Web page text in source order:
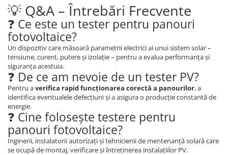
💡 Q&A – Întrebări Frecvente
❓ Ce este un tester pentru panouri
fotovoltaice?
Un dispozitiv care măsoară parametrii electrici ai unui sistem solar –
tensiune, curent, putere și izolație – pentru a evalua performanța și
siguranța acestuia.
❓ De ce am nevoie de un tester PV?
Pentru averifica rapid funcționarea corectă a panourilor, a
identifica eventualele defecțiuni și a asigura o producție constantă de
energie.
❓ Cine folosește testere pentru
panouri fotovoltaice?
Inginerii, instalatorii autorizați și tehnicienii de mentenanță solară care
se ocupă de montaj, verificare și întreținerea instalațiilor PV.